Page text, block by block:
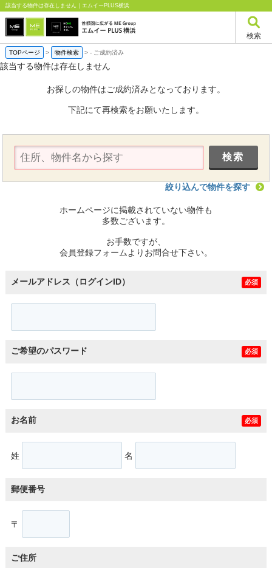
該当する物件は存在しません｜エムイーPLUS横浜
検索
TOPページ > 物件検索 >- ご成約済み
該当する物件は存在しません
お探しの物件はご成約済みとなっております。
下記にて再検索をお願いたします。
絞り込んで物件を探す
ホームページに掲載されていない物件も
多数ございます。
お手数ですが、
会員登録フォームよりお問合せ下さい。
メールアドレス（ログインID） 必須
ご希望のパスワード 必須
お名前 必須
姓 名
郵便番号
〒
ご住所